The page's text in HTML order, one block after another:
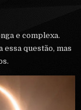
e complexa.
questão, mas